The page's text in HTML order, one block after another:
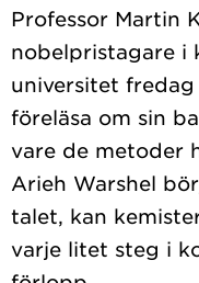
Professor Martin
nobelpristagare i
universitet
föreläsa om sin
vare de metoder
Arieh Warshel
talet, kan
varje litet steg i